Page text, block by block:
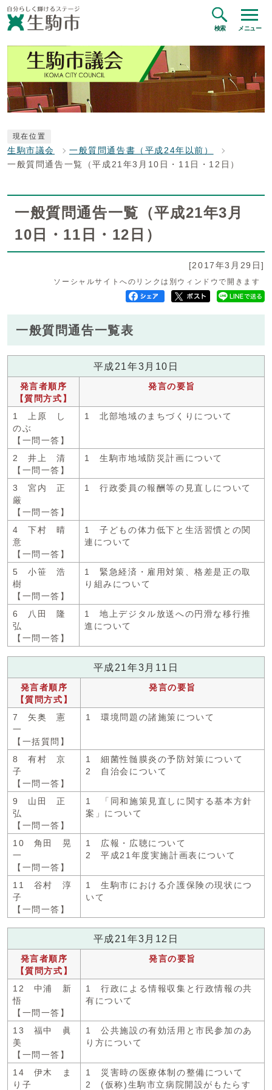
検索 メニュー
現在位置
生駒市議会
一般質問通告書（平成24年以前）
一般質問通告一覧（平成21年3月10日・11日・12日）
一般質問通告一覧（平成21年3月
10日・11日・12日）
[2017年3月29日]
ソーシャルサイトへのリンクは別ウィンドウで開きます
一般質問通告一覧表
平成21年3月10日
発言者順序
【質問方式】
発言の要旨
1 上原 し
のぶ
【一問一答】
1 北部地域のまちづくりについて
2 井上 清
【一問一答】
1 生駒市地域防災計画について
3 宮内 正
厳
【一問一答】
1 行政委員の報酬等の見直しについて
4 下村 晴
意
【一問一答】
1 子どもの体力低下と生活習慣との関
連について
5 小笹 浩
樹
【一問一答】
1 緊急経済・雇用対策、格差是正の取
り組みについて
6 八田 隆
弘
【一問一答】
1 地上デジタル放送への円滑な移行推
進について
平成21年3月11日
発言者順序
【質問方式】
発言の要旨
7 矢奥 憲
一
【一括質問】
1 環境問題の諸施策について
8 有村 京
子
【一問一答】
1 細菌性髄膜炎の予防対策について
2 自治会について
9 山田 正
弘
【一問一答】
1 「同和施策見直しに関する基本方針
案」について
10 角田 晃
一
【一問一答】
1 広報・広聴について
2 平成21年度実施計画表について
11 谷村 淳
子
【一問一答】
1 生駒市における介護保険の現状につ
いて
平成21年3月12日
発言者順序
【質問方式】
発言の要旨
12 中浦 新
悟
【一問一答】
1 行政による情報収集と行政情報の共
有について
13 福中 眞
美
【一問一答】
1 公共施設の有効活用と市民参加のあ
り方について
14 伊木 ま
り子
1 災害時の医療体制の整備について
2 (仮称)生駒市立病院開設がもたらす